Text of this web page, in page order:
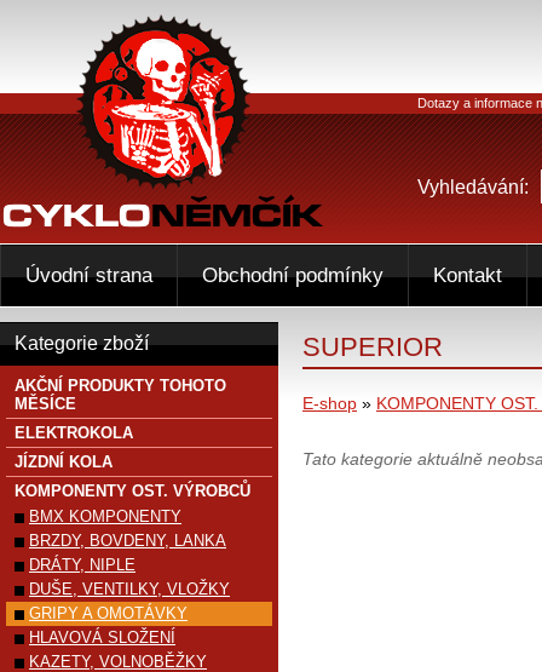
SUPERIOR
E-shop » KOMPONENTY
Tato kategorie aktuálně
Kategorie zboží
AKČNÍ PRODUKTY TOHOTO
MĚSÍCE
ELEKTROKOLA
JÍZDNÍ KOLA
KOMPONENTY OST. VÝROBCŮ
BMX KOMPONENTY
BRZDY, BOVDENY, LANKA
DRÁTY, NIPLE
DUŠE, VENTILKY, VLOŽKY
GRIPY A OMOTÁVKY
HLAVOVÁ SLOŽENÍ
KAZETY, VOLNOBĚŽKY
Dotazy a informace
Vyhledávání:
Úvodní strana Obchodní podmínky Kontakt